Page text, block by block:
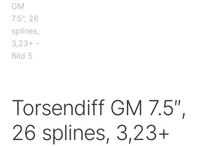
Filmer
Youtube
Torsendiff GM 7.5″,
26 splines, 3,23+